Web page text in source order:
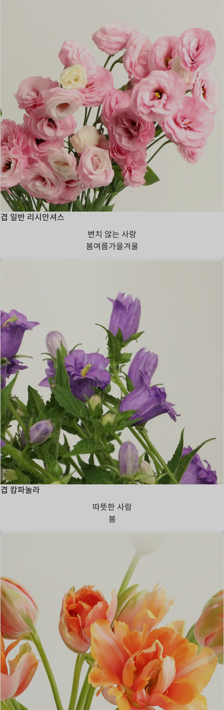
겹 일반 리시안셔스
변치 않는 사랑
봄여름가을겨울
겹 캄파눌라
따뜻한 사람
봄